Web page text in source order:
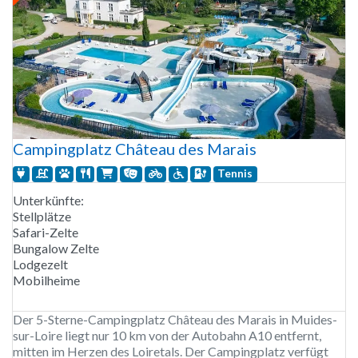
Campingplatz Château des Marais
Tennis
Unterkünfte:
Stellplätze
Safari-Zelte
Bungalow Zelte
Lodgezelt
Mobilheime
Der 5-Sterne-Campingplatz Château des Marais in Muides-
sur-Loire liegt nur 10 km von der Autobahn A10 entfernt,
mitten im Herzen des Loiretals. Der Campingplatz verfügt